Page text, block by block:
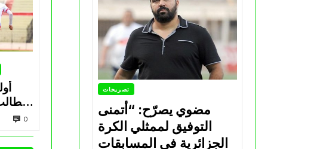
0
تصريحات
مضوي يصرّح: “أتمنى
التوفيق لممثلي الكرة
الجزائرية في المسابقات